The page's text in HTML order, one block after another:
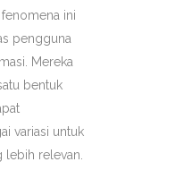
ini
pengguna
Mereka
bentuk
variasi untuk
lebih relevan.